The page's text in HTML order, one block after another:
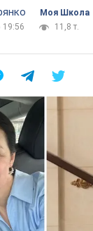
Моя Школа
19:56
11,8 т.